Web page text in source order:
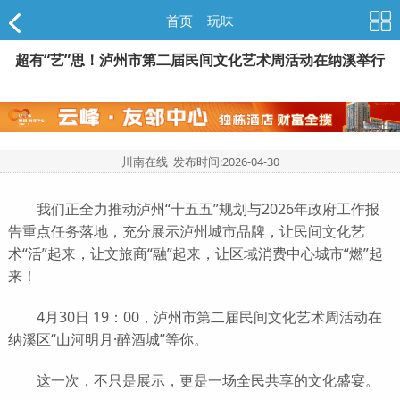
首页 玩味
超有“艺”思！泸州市第二届民间文化艺术周活动在纳溪举行
川南在线 发布时间:2026-04-30
我们正全力推动泸州“十五五”规划与2026年政府工作报
告重点任务落地，充分展示泸州城市品牌，让民间文化艺
术“活”起来，让文旅商“融”起来，让区域消费中心城市“燃”起
来！
4月30日 19：00，泸州市第二届民间文化艺术周活动在
纳溪区“山河明月·醉酒城”等你。
这一次，不只是展示，更是一场全民共享的文化盛宴。